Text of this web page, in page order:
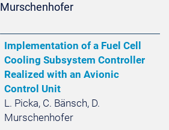
Murschenhofer
Implementation of a Fuel Cell
Cooling Subsystem Controller
Realized with an Avionic
Control Unit
L. Picka, C. Bänsch, D.
Murschenhofer